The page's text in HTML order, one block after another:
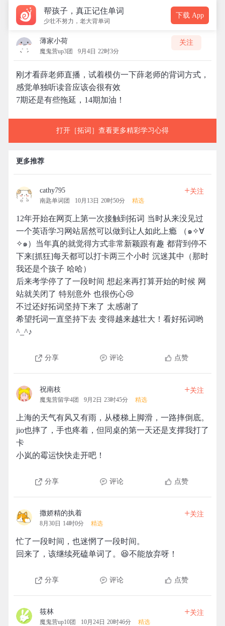
帮孩子，真正记住单词
少壮不努力，老大背单词
下载 App
薄家小荷
魔鬼营up3团 9月4日 22时3分
关注
刚才看薛老师直播，试着模仿一下薛老师的背词方式，
感觉单独听读音应该会很有效
7期还是有些拖延，14期加油！
打开［拓词］查看更多精彩学习心得
更多推荐
cathy795
南匙单词团 10月13日 20时50分 精选
+关注
12年开始在网页上第一次接触到拓词 当时从来没见过
一个英语学习网站居然可以做到让人如此上瘾 （๑✧∀
✧๑）当年真的就觉得方式非常新颖跟有趣 都背到停不
下来[抓狂]每天都可以打卡两三个小时 沉迷其中（那时
我还是个孩子 哈哈）
后来考学停了了一段时间 想起来再打算开始的时候 网
站就关闭了 特别意外 也很伤心😢
不过还好拓词坚持下来了 太感谢了
希望托词一直坚持下去 变得越来越壮大！看好拓词哟
^_^♪
分享 评论 点赞
祝南枝
魔鬼营留学4团 9月2日 23时45分 精选
+关注
上海的天气有风又有雨，从楼梯上脚滑，一路摔倒底。
jio也摔了，手也疼着，但同桌的第一天还是支撑我打了
卡
小岚的霉运快快走开吧！
分享 评论 点赞
撒娇精的执着
8月30日 14时0分 精选
+关注
忙了一段时间，也迷惘了一段时间。
回来了，该继续死磕单词了。😆不能放弃呀！
分享 评论 点赞
筱林
魔鬼营up10团 10月24日 20时46分 精选
+关注